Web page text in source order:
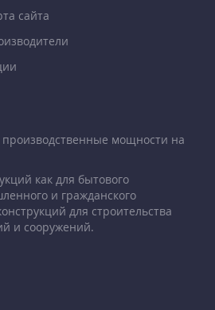
сайта
мощности на
как для бытового
и гражданского
для строительства
и сооружений.